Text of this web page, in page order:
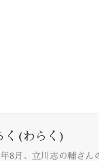
く(わらく)
8月、立川志の輔さ